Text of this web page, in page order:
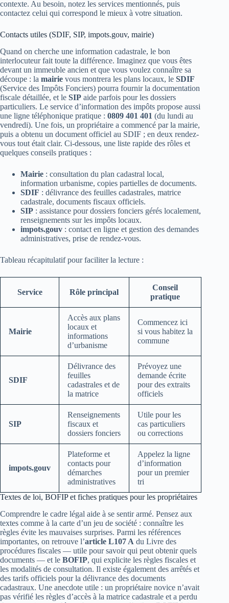
contexte. Au besoin, notez les services mentionnés, puis
contactez celui qui correspond le mieux à votre situation.
Contacts utiles (SDIF, SIP, impots.gouv, mairie)
Quand on cherche une information cadastrale, le bon
interlocuteur fait toute la différence. Imaginez que vous êtes
devant un immeuble ancien et que vous voulez connaître sa
découpe : la mairie vous montrera les plans locaux, le SDIF
(Service des Impôts Fonciers) pourra fournir la documentation
fiscale détaillée, et le SIP aide parfois pour les dossiers
particuliers. Le service d’information des impôts propose aussi
une ligne téléphonique pratique : 0809 401 401 (du lundi au
vendredi). Une fois, un propriétaire a commencé par la mairie,
puis a obtenu un document officiel au SDIF ; en deux rendez-
vous tout était clair. Ci‑dessous, une liste rapide des rôles et
quelques conseils pratiques :
Mairie : consultation du plan cadastral local,
information urbanisme, copies partielles de documents.
SDIF : délivrance des feuilles cadastrales, matrice
cadastrale, documents fiscaux officiels.
SIP : assistance pour dossiers fonciers gérés localement,
renseignements sur les impôts locaux.
impots.gouv : contact en ligne et gestion des demandes
administratives, prise de rendez-vous.
Tableau récapitulatif pour faciliter la lecture :
Service Rôle principal
Conseil
pratique
Mairie
Accès aux plans
locaux et
informations
d’urbanisme
Commencez ici
si vous habitez la
commune
SDIF
Délivrance des
feuilles
cadastrales et de
la matrice
Prévoyez une
demande écrite
pour des extraits
officiels
SIP
Renseignements
fiscaux et
dossiers fonciers
Utile pour les
cas particuliers
ou corrections
impots.gouv
Plateforme et
contacts pour
démarches
administratives
Appelez la ligne
d’information
pour un premier
tri
Textes de loi, BOFIP et fiches pratiques pour les propriétaires
Comprendre le cadre légal aide à se sentir armé. Pensez aux
textes comme à la carte d’un jeu de société : connaître les
règles évite les mauvaises surprises. Parmi les références
importantes, on retrouve l’article L107 A du Livre des
procédures fiscales — utile pour savoir qui peut obtenir quels
documents — et le BOFIP, qui explicite les règles fiscales et
les modalités de consultation. Il existe également des arrêtés et
des tarifs officiels pour la délivrance des documents
cadastraux. Une anecdote utile : un propriétaire novice n’avait
pas vérifié les règles d’accès à la matrice cadastrale et a perdu